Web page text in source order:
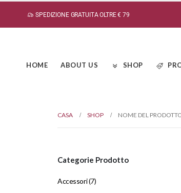
SPEDIZIONE GRATUITA OLTRE € 79
HOME ABOUT US SHOP
CASA SHOP NOME DEL
Categorie Prodotto
Accessori(7)